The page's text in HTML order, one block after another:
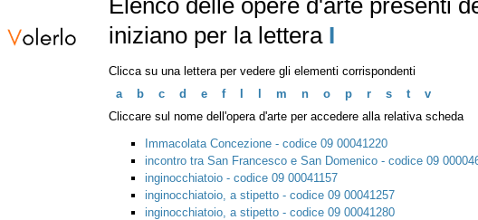
Elenco delle opere d'arte presenti
iniziano per la lettera I
Clicca su una lettera per vedere gli elementi corrispondenti
a
b c d e f m n o p r s t
v
Cliccare sul nome dell'opera d'arte per accedere alla relativa scheda
Immacolata Concezione - codice 09 00041220
incontro tra San Francesco e San Domenico - codice 09
inginocchiatoio - codice 09 00041157
inginocchiatoio, a stipetto - codice 09 00041257
inginocchiatoio, a stipetto - codice 09 00041280